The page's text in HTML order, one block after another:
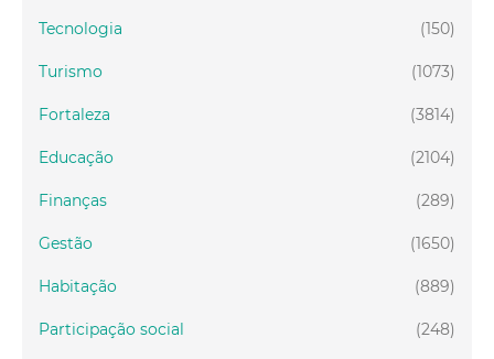
(150)
Tecnologia
(1073)
Turismo
(3814)
Fortaleza
(2104)
Educação
(289)
Finanças
(1650)
Gestão
(889)
Habitação
(248)
Participação social